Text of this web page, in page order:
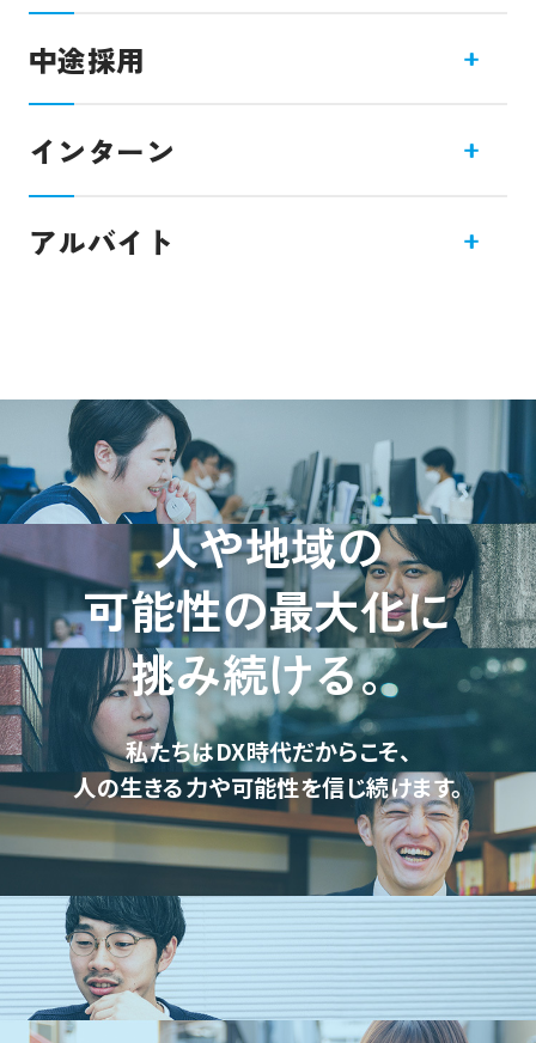
28卒丨地方創生を目指すグランピング施設
の経営（地方創生事業）
28卒丨地方創生を目指すグランピング施設
の運営（地方創生事業）
HR事業）
27卒丨地方創生を目指すグランピング施設
の運営（地方創生事業）
中途採用
インターン
アルバイト
人や地域の
可能性の最大化に
挑み続ける。
私たちはDX時代だからこそ、
人の生きる力や可能性を信じ続けます。